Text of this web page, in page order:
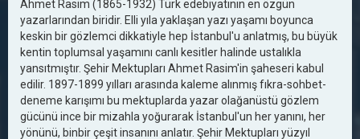
Ahmet Rasim (1865-1932) Türk edebiyatının en özgün
yazarlarından biridir. Elli yıla yaklaşan yazı yaşamı boyunca
keskin bir gözlemci dikkatiyle hep İstanbul'u anlatmış, bu büyük
kentin toplumsal yaşamını canlı kesitler halinde ustalıkla
yansıtmıştır. Şehir Mektupları Ahmet Rasim'in şaheseri kabul
edilir. 1897-1899 yılları arasında kaleme alınmış fıkra-sohbet-
deneme karışımı bu mektuplarda yazar olağanüstü gözlem
gücünü ince bir mizahla yoğurarak İstanbul'un her yanını, her
yönünü, binbir çeşit insanını anlatır. Şehir Mektupları yüzyıl